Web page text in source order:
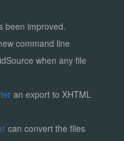
been improved.
command line
when any file
an export to XHTML
can convert the files